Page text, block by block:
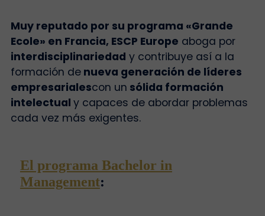
Muy reputado por su programa «Grande
Ecole» en Francia, ESCP Europe aboga por
interdisciplinariedad y contribuye así a la
formación denueva generación de líderes
empresarialescon un sólida formación
intelectual y capaces de abordar problemas
cada vez más exigentes.
El programa Bachelor in
Management: